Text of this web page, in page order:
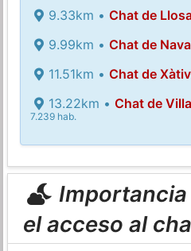
9.33km • Chat de
9.99km • Chat de
11.51km • Chat de
13.22km • Chat de
7.239 hab.
el acceso al